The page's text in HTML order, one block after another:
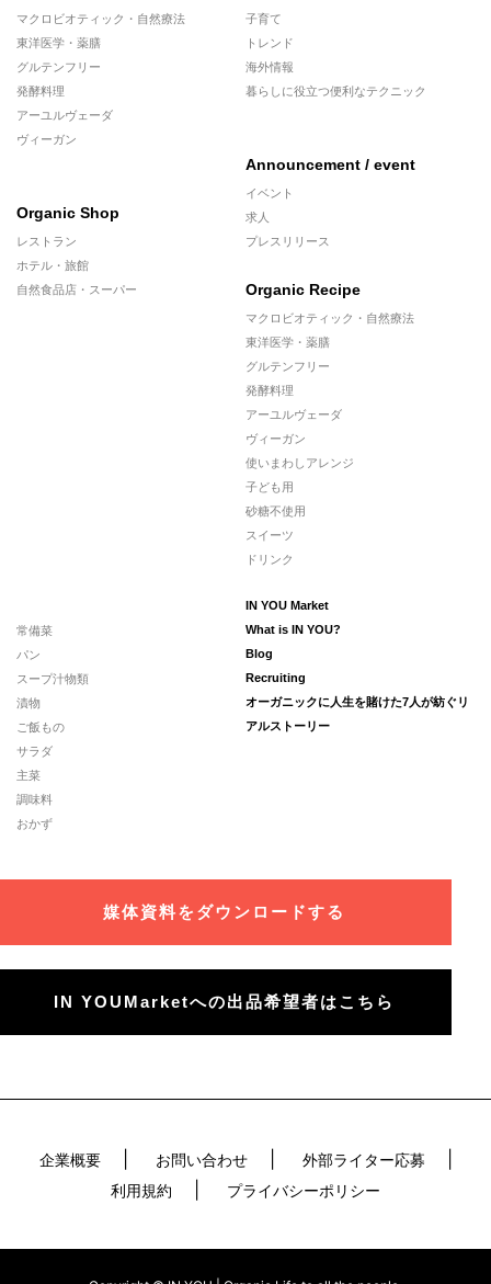
マクロビオティック・自然療法
東洋医学・薬膳
グルテンフリー
発酵料理
アーユルヴェーダ
ヴィーガン
Organic Shop
レストラン
ホテル・旅館
自然食品店・スーパー
子育て
トレンド
海外情報
暮らしに役立つ便利なテクニック
Announcement / event
イベント
求人
プレスリリース
Organic Recipe
マクロビオティック・自然療法
東洋医学・薬膳
グルテンフリー
発酵料理
アーユルヴェーダ
ヴィーガン
使いまわしアレンジ
子ども用
砂糖不使用
スイーツ
ドリンク
常備菜
パン
スープ汁物類
漬物
ご飯もの
サラダ
主菜
調味料
おかず
IN YOU Market
What is IN YOU?
Blog
Recruiting
オーガニックに人生を賭けた7人が紡ぐリ
アルストーリー
媒体資料をダウンロードする
IN YOUMarketへの出品希望者はこちら
企業概要 お問い合わせ
外部ライター応募
利用規約
プライバシーポリシー